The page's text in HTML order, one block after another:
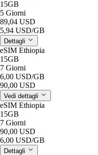
15GB
5 Giorni
89,04 USD
5,94 USD/GB
Dettagli
eSIM Ethiopia
15GB
7 Giorni
6,00 USD/GB
90,00 USD
Vedi dettagli
eSIM Ethiopia
15GB
7 Giorni
90,00 USD
6,00 USD/GB
Dettagli